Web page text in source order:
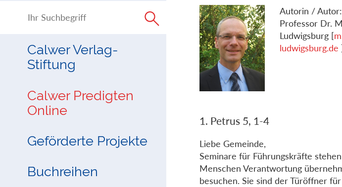
Calwer Verlag-
Stiftung
Calwer Predigten
Online
Geförderte Projekte
Buchreihen
Autorin / Autor:
Professor Dr.
Ludwigsburg [
ludwigsburg.de
1. Petrus 5, 1-4
Liebe Gemeinde,
Seminare für Führungskräfte
Menschen Verantwortung
besuchen. Sie sind der Türöffner